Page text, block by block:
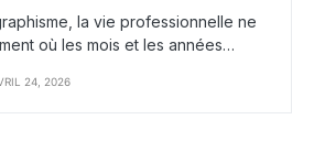
la vie professionnelle ne
où les mois et les années…
24, 2026